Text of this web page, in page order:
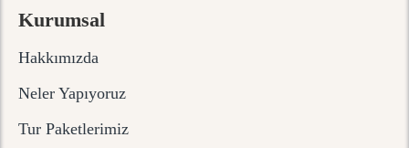
Kurumsal
Hakkımızda
Neler Yapıyoruz
Tur Paketlerimiz